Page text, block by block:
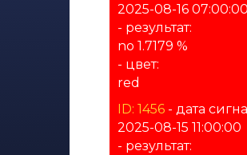
2025-08-16 07:00:00
- результат:
no 1.7179 %
- цвет:
red
ID: 1456 - дата
2025-08-15 11:00:00
- результат: